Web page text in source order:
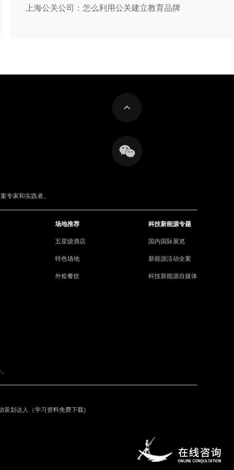
上海公关公司：怎么利用公关建立教育品牌
专家和实践者。
场地推荐
五星级酒店
特色场地
外烩餐饮
科技新能源专题
国内国际展览
新能源活动全案
科技新能源自媒体
策划达人（学习资料免费下载)